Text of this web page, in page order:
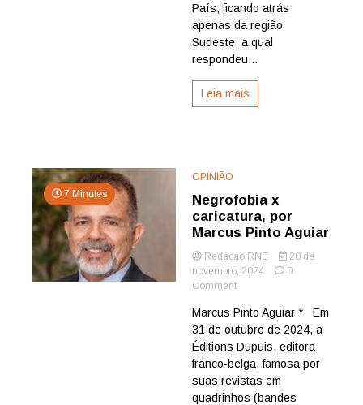
do
Brasil
novembro
País, ficando atrás
apenas da região
Sudeste, a qual
respondeu...
Leia mais
7 Minutes
OPINIÃO
Negrofobia x
caricatura, por
Marcus Pinto Aguiar
Redacao RNE
20 de
novembro, 2024
0
Commenton
x
caricatura,
por
Marcus
Pinto
Aguiar
Marcus Pinto Aguiar * Em
31 de outubro de 2024, a
Éditions Dupuis, editora
franco-belga, famosa por
suas revistas em
quadrinhos (bandes